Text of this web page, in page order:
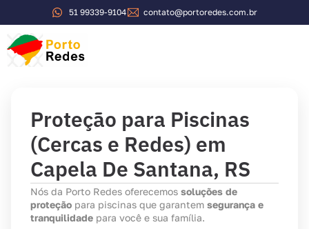
51 99339-9104 contato@portoredes.com.br
Proteção para Piscinas
(Cercas e Redes) em
Capela De Santana, RS
Nós da Porto Redes oferecemos soluções de
proteção para piscinas que garantem segurança e
tranquilidade para você e sua família.